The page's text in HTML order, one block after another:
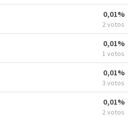
0,01%
2 votos
0,01%
1 votos
0,01%
3 votos
0,01%
2 votos